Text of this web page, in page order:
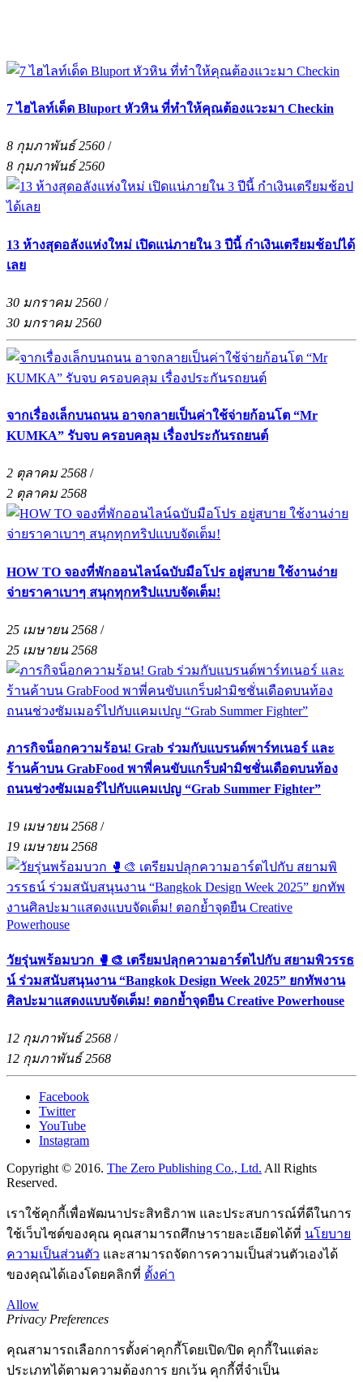
7 ไฮไลท์เด็ด Bluport หัวหิน ที่ทำให้คุณต้องแวะมา Checkin
8 กุมภาพันธ์ 2560 /
8 กุมภาพันธ์ 2560
13 ห้างสุดอลังแห่งใหม่ เปิดแน่ภายใน 3 ปีนี้ กำเงินเตรียมช้อปได้
เลย
30 มกราคม 2560 /
30 มกราคม 2560
จากเรื่องเล็กบนถนน อาจกลายเป็นค่าใช้จ่ายก้อนโต “Mr
KUMKA” รับจบ ครอบคลุม เรื่องประกันรถยนต์
2 ตุลาคม 2568 /
2 ตุลาคม 2568
HOW TO จองที่พักออนไลน์ฉบับมือโปร อยู่สบาย ใช้งานง่าย
จ่ายราคาเบาๆ สนุกทุกทริปแบบจัดเต็ม!
25 เมษายน 2568 /
25 เมษายน 2568
ภารกิจน็อกความร้อน! Grab ร่วมกับแบรนด์พาร์ทเนอร์ และ
ร้านค้าบน GrabFood พาพี่คนขับแกร็บฝ่ามิชชั่นเดือดบนท้อง
ถนนช่วงซัมเมอร์ไปกับแคมเปญ “Grab Summer Fighter”
19 เมษายน 2568 /
19 เมษายน 2568
วัยรุ่นพร้อมบวก 🥊🎨 เตรียมปลุกความอาร์ตไปกับ สยามพิวรรธ
น์ ร่วมสนับสนุนงาน “Bangkok Design Week 2025” ยกทัพงาน
ศิลปะมาแสดงแบบจัดเต็ม! ตอกย้ำจุดยืน Creative Powerhouse
12 กุมภาพันธ์ 2568 /
12 กุมภาพันธ์ 2568
Facebook
Twitter
YouTube
Instagram
Copyright © 2016. The Zero Publishing Co., Ltd. All Rights
Reserved.
เราใช้คุกกี้เพื่อพัฒนาประสิทธิภาพ และประสบการณ์ที่ดีในการ
ใช้เว็บไซต์ของคุณ คุณสามารถศึกษารายละเอียดได้ที่ นโยบาย
ความเป็นส่วนตัว และสามารถจัดการความเป็นส่วนตัวเองได้
ของคุณได้เองโดยคลิกที่ ตั้งค่า
Allow
Privacy Preferences
คุณสามารถเลือกการตั้งค่าคุกกี้โดยเปิด/ปิด คุกกี้ในแต่ละ
ประเภทได้ตามความต้องการ ยกเว้น คุกกี้ที่จำเป็น